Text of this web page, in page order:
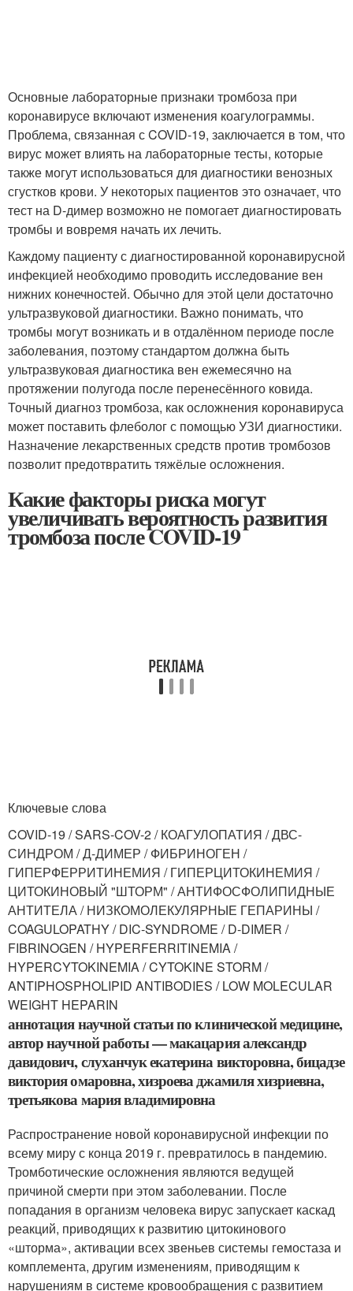
Основные лабораторные признаки тромбоза при
коронавирусе включают изменения коагулограммы.
Проблема, связанная с COVID-19, заключается в том, что
вирус может влиять на лабораторные тесты, которые
также могут использоваться для диагностики венозных
сгустков крови. У некоторых пациентов это означает, что
тест на D-димер возможно не помогает диагностировать
тромбы и вовремя начать их лечить.
Каждому пациенту с диагностированной коронавирусной
инфекцией необходимо проводить исследование вен
нижних конечностей. Обычно для этой цели достаточно
ультразвуковой диагностики. Важно понимать, что
тромбы могут возникать и в отдалённом периоде после
заболевания, поэтому стандартом должна быть
ультразвуковая диагностика вен ежемесячно на
протяжении полугода после перенесённого ковида.
Точный диагноз тромбоза, как осложнения коронавируса
может поставить флеболог с помощью УЗИ диагностики.
Назначение лекарственных средств против тромбозов
позволит предотвратить тяжёлые осложнения.
Какие факторы риска могут
увеличивать вероятность развития
тромбоза после COVID-19
Ключевые слова
COVID-19 / SARS-COV-2 / КОАГУЛОПАТИЯ / ДВС-
СИНДРОМ / Д-ДИМЕР / ФИБРИНОГЕН /
ГИПЕРФЕРРИТИНЕМИЯ / ГИПЕРЦИТОКИНЕМИЯ /
ЦИТОКИНОВЫЙ "ШТОРМ" / АНТИФОСФОЛИПИДНЫЕ
АНТИТЕЛА / НИЗКОМОЛЕКУЛЯРНЫЕ ГЕПАРИНЫ /
COAGULOPATHY / DIC-SYNDROME / D-DIMER /
FIBRINOGEN / HYPERFERRITINEMIA /
HYPERCYTOKINEMIA / CYTOKINE STORM /
ANTIPHOSPHOLIPID ANTIBODIES / LOW MOLECULAR
WEIGHT HEPARIN
аннотация научной статьи по клинической медицине,
автор научной работы — макацария александр
давидович, слуханчук екатерина викторовна, бицадзе
виктория омаровна, хизроева джамиля хизриевна,
третьякова мария владимировна
Распространение новой коронавирусной инфекции по
всему миру с конца 2019 г. превратилось в пандемию.
Тромботические осложнения являются ведущей
причиной смерти при этом заболевании. После
попадания в организм человека вирус запускает каскад
реакций, приводящих к развитию цитокинового
«шторма», активации всех звеньев системы гемостаза и
комплемента, другим изменениям, приводящим к
нарушениям в системе кровообращения с развитием